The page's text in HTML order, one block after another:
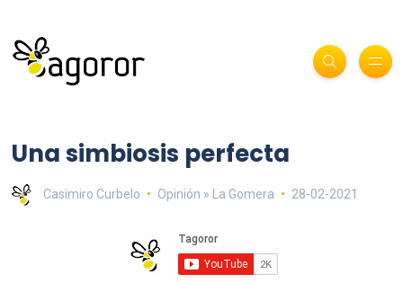
Una simbiosis perfecta
Casimiro Curbelo Opinión » La Gomera 28-02-2021